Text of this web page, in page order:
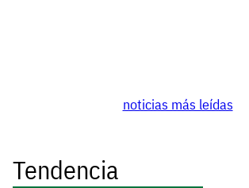
noticias más leídas
Tendencia